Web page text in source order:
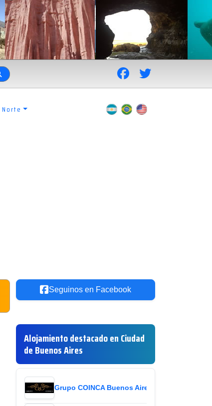
Norte
Seguinos en Facebook
Alojamiento destacado en Ciudad
de Buenos Aires
Grupo COINCA Buenos Aires